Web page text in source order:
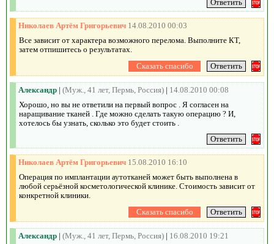
Николаев Артём Григорьевич 14.08.2010 00:03
Все зависит от характера возможного перелома. Выполните КТ,
затем отпишитесь о результатах.
Александр | (Муж., 41 лет, Пермь, Россия) | 14.08.2010 00:08
Хорошо, но вы не ответили на первый вопрос . Я согласен на
наращивание тканей . Где можно сделать такую операцию ? И,
хотелось бы узнать, сколько это будет стоить .
Николаев Артём Григорьевич 15.08.2010 16:10
Операция по имплантации аутотканей может быть выполнена в
любой серьёзной косметологической клинике. Стоимость зависит от
конкретной клиники.
Александр | (Муж., 41 лет, Пермь, Россия) | 16.08.2010 19:21